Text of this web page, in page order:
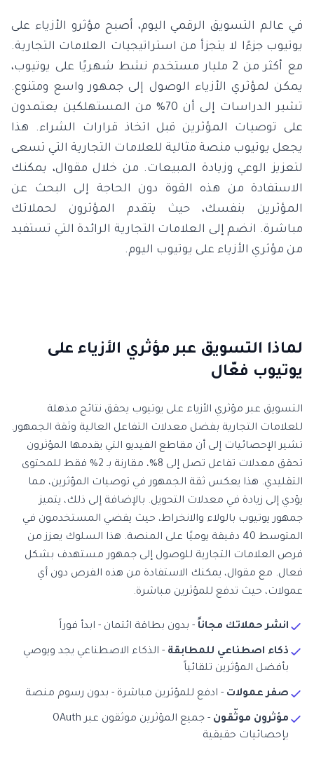
في عالم التسويق الرقمي اليوم، أصبح مؤثرو الأزياء على
يوتيوب جزءًا لا يتجزأ من استراتيجيات العلامات التجارية.
مع أكثر من 2 مليار مستخدم نشط شهريًا على يوتيوب،
يمكن لمؤثري الأزياء الوصول إلى جمهور واسع ومتنوع.
تشير الدراسات إلى أن 70% من المستهلكين يعتمدون
على توصيات المؤثرين قبل اتخاذ قرارات الشراء. هذا
يجعل يوتيوب منصة مثالية للعلامات التجارية التي تسعى
لتعزيز الوعي وزيادة المبيعات. من خلال مقوال، يمكنك
الاستفادة من هذه القوة دون الحاجة إلى البحث عن
المؤثرين بنفسك، حيث يتقدم المؤثرون لحملاتك
مباشرة. انضم إلى العلامات التجارية الرائدة التي تستفيد
من مؤثري الأزياء على يوتيوب اليوم.
لماذا التسويق عبر مؤثري الأزياء على
يوتيوب فعّال
التسويق عبر مؤثري الأزياء على يوتيوب يحقق نتائج مذهلة
للعلامات التجارية بفضل معدلات التفاعل العالية وثقة الجمهور.
تشير الإحصائيات إلى أن مقاطع الفيديو التي يقدمها المؤثرون
تحقق معدلات تفاعل تصل إلى 8%، مقارنة بـ 2% فقط للمحتوى
التقليدي. هذا يعكس ثقة الجمهور في توصيات المؤثرين، مما
يؤدي إلى زيادة في معدلات التحويل. بالإضافة إلى ذلك، يتميز
جمهور يوتيوب بالولاء والانخراط، حيث يقضي المستخدمون في
المتوسط 40 دقيقة يوميًا على المنصة. هذا السلوك يعزز من
فرص العلامات التجارية للوصول إلى جمهور مستهدف بشكل
فعال. مع مقوال، يمكنك الاستفادة من هذه الفرص دون أي
عمولات، حيث تدفع للمؤثرين مباشرة.
انشر حملاتك مجاناً - بدون بطاقة ائتمان - ابدأ فوراً
ذكاء اصطناعي للمطابقة - الذكاء الاصطناعي يجد ويوصي
بأفضل المؤثرين تلقائياً
صفر عمولات - ادفع للمؤثرين مباشرة - بدون رسوم منصة
مؤثرون موثّقون
- جميع المؤثرين موثقون عبر OAuth
بإحصائيات حقيقية